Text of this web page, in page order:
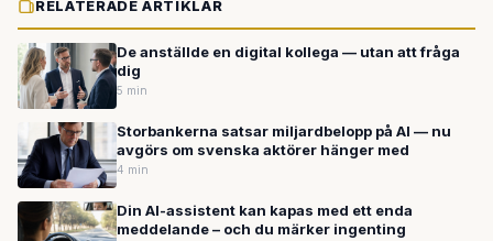
RELATERADE ARTIKLAR
De anställde en digital kollega — utan att fråga
dig
5 min
Storbankerna satsar miljardbelopp på AI — nu
avgörs om svenska aktörer hänger med
4 min
Din AI-assistent kan kapas med ett enda
meddelande – och du märker ingenting